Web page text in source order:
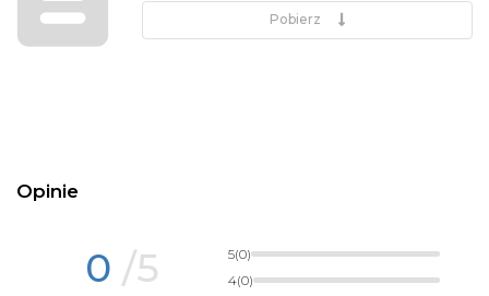
Pobierz
Opinie
0 /5 5(0)
4(0)